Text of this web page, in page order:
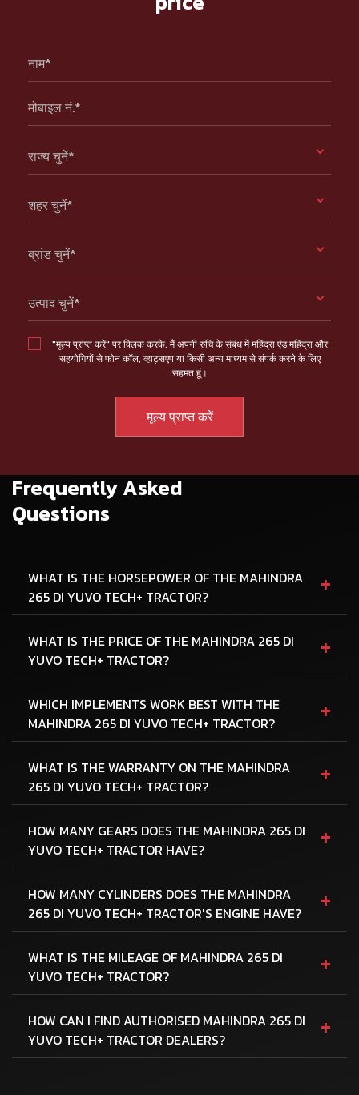
नाम*
मोबाइल नं.*
राज्य चुनें*
शहर चुनें*
ब्रांड चुनें*
उत्पाद चुनें*
"मूल्य प्राप्त करें" पर क्लिक करके, मैं अपनी रुचि के संबंध में महिंद्रा एंड महिंद्रा और
सहयोगियों से फोन कॉल, व्हाट्सएप या किसी अन्य माध्यम से संपर्क करने के लिए
सहमत हूं।
Frequently Asked
Questions
WHAT IS THE HORSEPOWER OF THE MAHINDRA
265 DI YUVO TECH+ TRACTOR?
+
WHAT IS THE PRICE OF THE MAHINDRA 265 DI
YUVO TECH+ TRACTOR?
+
WHICH IMPLEMENTS WORK BEST WITH THE
MAHINDRA 265 DI YUVO TECH+ TRACTOR?
+
WHAT IS THE WARRANTY ON THE MAHINDRA
265 DI YUVO TECH+ TRACTOR?
+
HOW MANY GEARS DOES THE MAHINDRA 265 DI
YUVO TECH+ TRACTOR HAVE?
+
HOW MANY CYLINDERS DOES THE MAHINDRA
265 DI YUVO TECH+ TRACTOR'S ENGINE HAVE?
+
WHAT IS THE MILEAGE OF MAHINDRA 265 DI
YUVO TECH+ TRACTOR?
+
HOW CAN I FIND AUTHORISED MAHINDRA 265 DI
YUVO TECH+ TRACTOR DEALERS?
+